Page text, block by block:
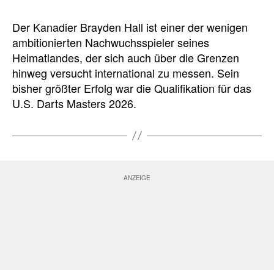
Der Kanadier Brayden Hall ist einer der wenigen
ambitionierten Nachwuchsspieler seines
Heimatlandes, der sich auch über die Grenzen
hinweg versucht international zu messen. Sein
bisher größter Erfolg war die Qualifikation für das
U.S. Darts Masters 2026.